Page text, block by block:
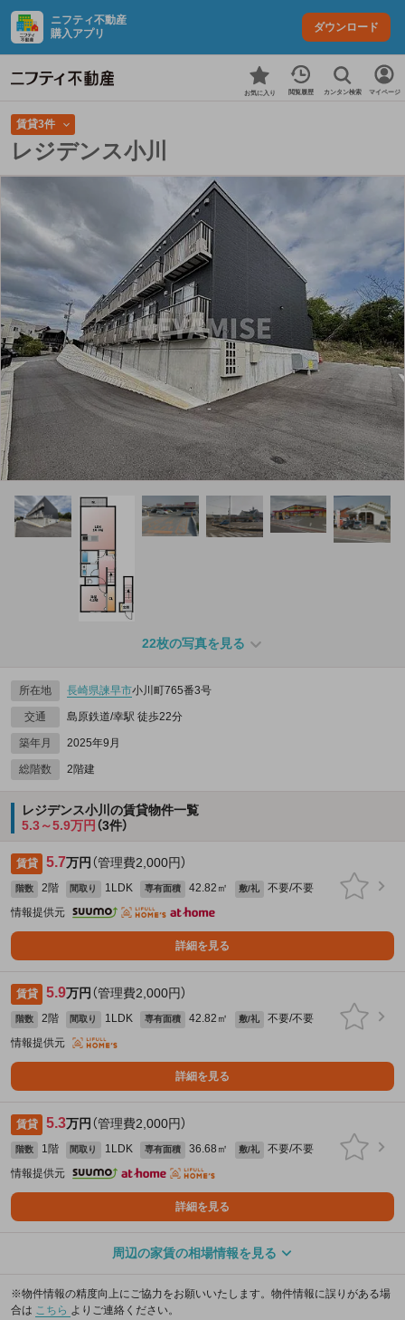
ニフティ不動産
購入アプリ
ダウンロード
お気に入り 閲覧履歴 カンタン検索 マイページ
賃貸3件
レジデンス小川
22枚の写真を見る
所在地 長崎県諫早市小川町765番3号
交通 島原鉄道/幸駅 徒歩22分
築年月 2025年9月
総階数 2階建
レジデンス小川の賃貸物件一覧
5.3～5.9万円（3件）
賃貸 5.7万円（管理費2,000円）
階数 2階 間取り 1LDK 専有面積 42.82㎡ 敷/礼
不要/不要
情報提供元
詳細を見る
賃貸 5.9万円（管理費2,000円）
階数 2階 間取り 1LDK 専有面積 42.82㎡ 敷/礼
不要/不要
情報提供元
詳細を見る
賃貸 5.3万円（管理費2,000円）
階数 1階 間取り 1LDK 専有面積 36.68㎡ 敷/礼
不要/不要
情報提供元
詳細を見る
周辺の家賃の相場情報を見る
※物件情報の精度向上にご協力をお願いいたします。物件情報に誤りがある場
合は こちら よりご連絡ください。